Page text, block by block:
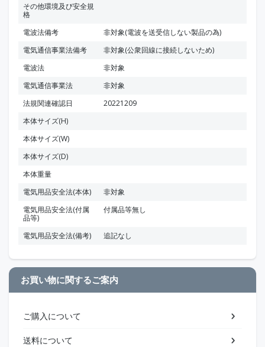
その他環境及び安全規
格
電波法備考
非対象(電波を送受信しない製品の為)
電気通信事業法備考
非対象(公衆回線に接続しないため)
電波法
非対象
電気通信事業法
非対象
法規関連確認日
20221209
本体サイズ(H)
本体サイズ(W)
本体サイズ(D)
本体重量
電気用品安全法(本体)
非対象
電気用品安全法(付属
品等)
付属品等無し
電気用品安全法(備考) 追記なし
お買い物に関するご案内
ご購入について
送料について